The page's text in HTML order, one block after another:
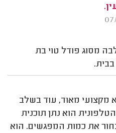
מסוג פודל טוי בת
מקצועי מאוד, עוד בשלב
הוא נתן תוכנית
את כמות המפגשים. הוא